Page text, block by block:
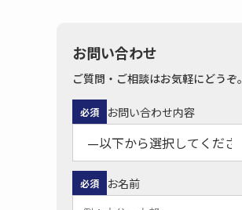
お問い合わせ
ご質問・ご相談はお気軽にどうぞ。
お問い合わせ内容
必須
お名前
必須